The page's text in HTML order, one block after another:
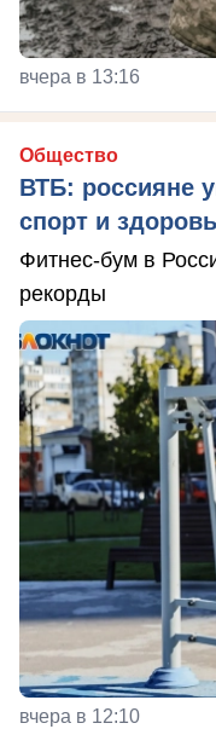
вчера в 13:16
Общество
ВТБ: россияне
спорт и
Фитнес-бум в
рекорды
вчера в 12:10